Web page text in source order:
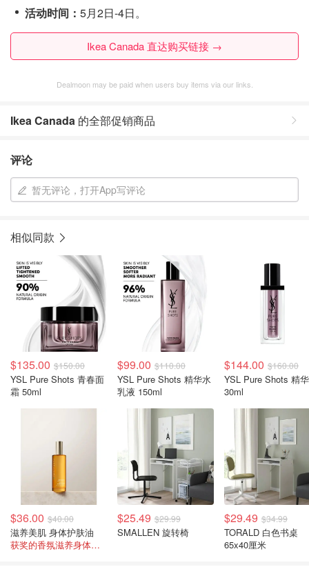
活动时间： 5月2日-4日。
Ikea Canada 直达购买链接 →
Dealmoon may be paid when users buy items via our links.
Ikea Canada 的全部促销商品
评论
暂无评论，打开App写评论
相似同款
$135.00 $150.00
YSL Pure Shots 青春面
霜 50ml
$99.00 $110.00
YSL Pure Shots 精华水
乳液 150ml
$144.00 $160.00
YSL Pure Shots 精
30ml
$36.00 $40.00
滋养美肌 身体护肤油
获奖的香氛滋养身体油 招牌作品
$25.49 $29.99
SMALLEN 旋转椅
$29.49 $34.99
TORALD 白色书桌
65x40厘米